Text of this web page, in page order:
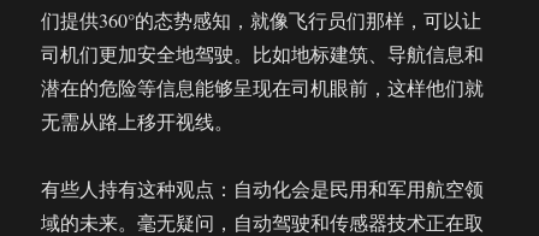
们提供360°的态势感知，就像飞行员们那样，可以让
司机们更加安全地驾驶。比如地标建筑、导航信息和
潜在的危险等信息能够呈现在司机眼前，这样他们就
无需从路上移开视线。
有些人持有这种观点：自动化会是民用和军用航空领
域的未来。毫无疑问，自动驾驶和传感器技术正在取